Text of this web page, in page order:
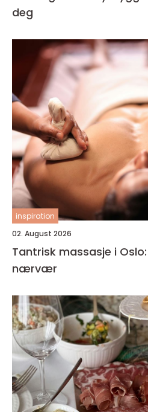
deg
inspiration
02. August 2026
Tantrisk massasje i
nærvær